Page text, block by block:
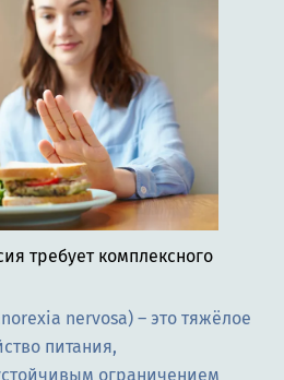
требует комплексного
nervosa) – это тяжёлое
питания,
ограничением